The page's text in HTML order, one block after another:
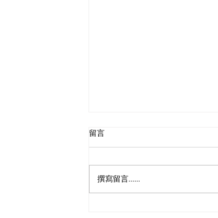
人類圖-探討64-47通道
留言
撰寫留言......